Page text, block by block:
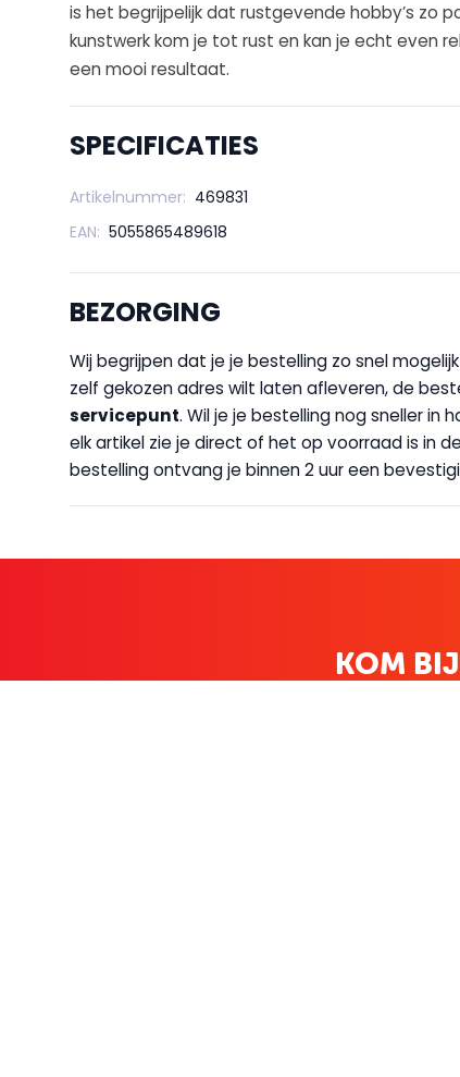
is het begrijpelijk dat rustgevende hobby’s zo
kunstwerk kom je tot rust en kan je echt even
een mooi resultaat.
SPECIFICATIES
Artikelnummer: 469831
EAN: 5055865489618
BEZORGING
Wij begrijpen dat je je bestelling zo snel
zelf gekozen adres wilt laten afleveren, de
servicepunt. Wil je je bestelling nog sneller in
elk artikel zie je direct of het op voorraad is in
bestelling ontvang je binnen 2 uur een
KOM